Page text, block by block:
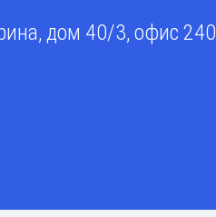
дом 40/3, офис 240